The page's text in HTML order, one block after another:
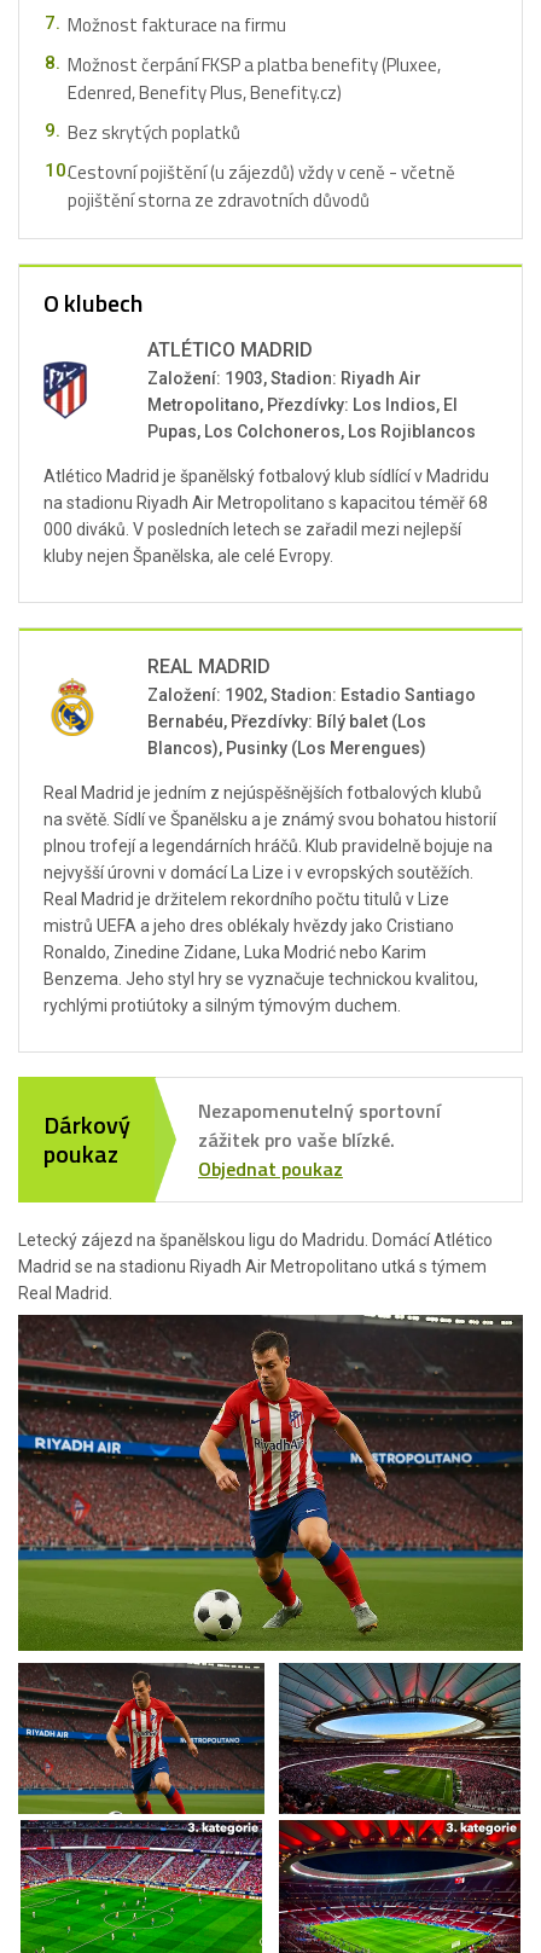
Letecký zájezd na španělskou ligu do Madridu. Domácí Atlético
Madrid se na stadionu Riyadh Air Metropolitano utká s týmem
Real Madrid.
Možnost fakturace na firmu
Možnost čerpání FKSP a platba benefity (Pluxee,
Edenred, Benefity Plus, Benefity.cz)
Bez skrytých poplatků
Cestovní pojištění (u zájezdů) vždy v ceně - včetně
pojištění storna ze zdravotních důvodů
O klubech
ATLÉTICO MADRID
Založení: 1903, Stadion: Riyadh Air
Metropolitano, Přezdívky: Los Indios, El
Pupas, Los Colchoneros, Los Rojiblancos
Atlético Madrid je španělský fotbalový klub sídlící v Madridu
na stadionu Riyadh Air Metropolitano s kapacitou téměř 68
000 diváků. V posledních letech se zařadil mezi nejlepší
kluby nejen Španělska, ale celé Evropy.
REAL MADRID
Založení: 1902, Stadion: Estadio Santiago
Bernabéu, Přezdívky: Bílý balet (Los
Blancos), Pusinky (Los Merengues)
Real Madrid je jedním z nejúspěšnějších fotbalových klubů
na světě. Sídlí ve Španělsku a je známý svou bohatou historií
plnou trofejí a legendárních hráčů. Klub pravidelně bojuje na
nejvyšší úrovni v domácí La Lize i v evropských soutěžích.
Real Madrid je držitelem rekordního počtu titulů v Lize
mistrů UEFA a jeho dres oblékaly hvězdy jako Cristiano
Ronaldo, Zinedine Zidane, Luka Modrić nebo Karim
Benzema. Jeho styl hry se vyznačuje technickou kvalitou,
rychlými protiútoky a silným týmovým duchem.
Dárkový
poukaz
Nezapomenutelný sportovní
zážitek pro vaše blízké.
Objednat poukaz